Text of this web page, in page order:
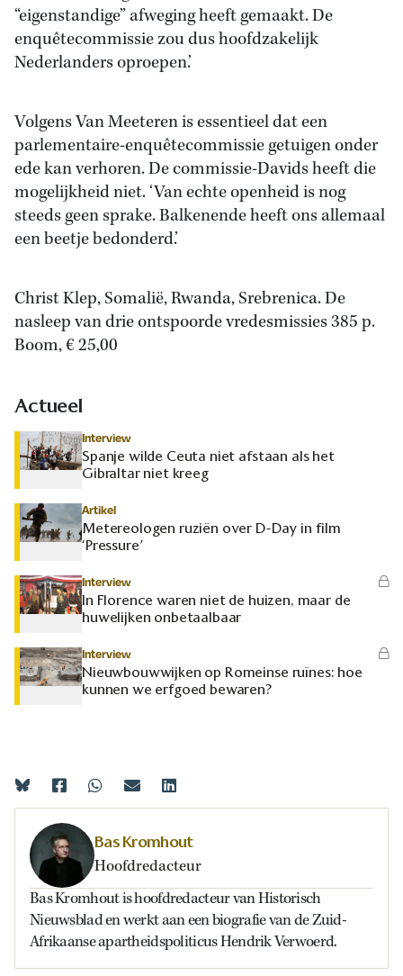
“eigenstandige” afweging heeft gemaakt. De
enquêtecommissie zou dus hoofdzakelijk
Nederlanders oproepen.’
Volgens Van Meeteren is essentieel dat een
parlementaire-enquêtecommissie getuigen onder
ede kan verhoren. De commissie-Davids heeft die
mogelijkheid niet. ‘Van echte openheid is nog
steeds geen sprake. Balkenende heeft ons allemaal
een beetje bedonderd.’
Christ Klep, Somalië, Rwanda, Srebrenica. De
nasleep van drie ontspoorde vredesmissies 385 p.
Boom, € 25,00
Actueel
Interview
Spanje wilde Ceuta niet afstaan als het
Gibraltar niet kreeg
Artikel
Metereologen ruziën over D-Day in film
‘Pressure’
Interview
In Florence waren niet de huizen, maar de
huwelijken onbetaalbaar
Interview
Nieuwbouwwijken op Romeinse ruïnes: hoe
kunnen we erfgoed bewaren?
Bas Kromhout
Hoofdredacteur
Bas Kromhout is hoofdredacteur van Historisch
Nieuwsblad en werkt aan een biografie van de Zuid-
Afrikaanse apartheidspoliticus Hendrik Verwoerd.